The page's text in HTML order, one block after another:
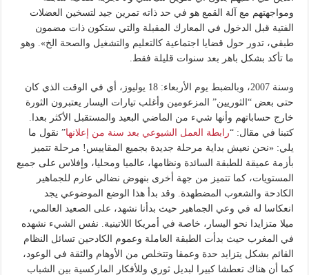
ومواجهتهم مع آلة القمع هو في حد ذاته تمرين جيد لتسخين العضلات
الفتية قبل الدخول في المعارك المقبلة والتي ستكون ذات مضمون
طبقي، تدور حول قضايا اجتماعية كالتعليم والتشغيل والصحة الخ». وهو
ما تأكد بشكل باهر بعد سنوات قليلة فقط.
وسنة 2007، وبالضبط يوم الأربعاء: 18 يوليوز، أي في الوقت الذي كان
حتى بعض “الثوريين” المزعومين وأغلب تيارات اليسار يعتبرون الثورة
خارج حساباتهم وأنها شيء من الماضي البعيد والمستقبل الأكثر بعدا.
كتبنا في مقال: “رابطة العمل الشيوعي بعد سنة من إعلانها” نقول ما
يلي: «نحن نعيش بداية مرحلة جديدة بجميع المقاييس! مرحلة تتميز
بأزمة عميقة للطبقة السائدة ونظامها، عالميا ومحليا، وإفلاس على جميع
المستويات، كما تتميز من جهة أخرى بنهوض نضالي عارم للجماهير
الكادحة والشعوب المضطهدة. وقد بدأ هذا الوضع الموضوعي يجد
انعكاسا له في وعي الجماهير حيث بدأنا نشهد، على الصعيد العالمي،
ميلا متزايدا نحو اليسار، خاصة في أمريكا اللاتينية. نفس الشيء نشهده
في المغرب حيث بدأت الطبقة العاملة وعموم الكادحين تسائل النظام
القائم بشكل يتزايد حدة وعمقا وتتخلص من الأوهام والثقة في الوعود،
كما أن هناك تعطشا كبيرا لبديل ثوري وللأفكار الماركسية بين الشباب